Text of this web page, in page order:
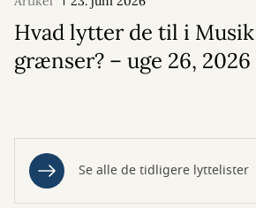
Hvad lytter de til i
grænser? – uge 26, 2026
Se alle de tidligere lyttelister